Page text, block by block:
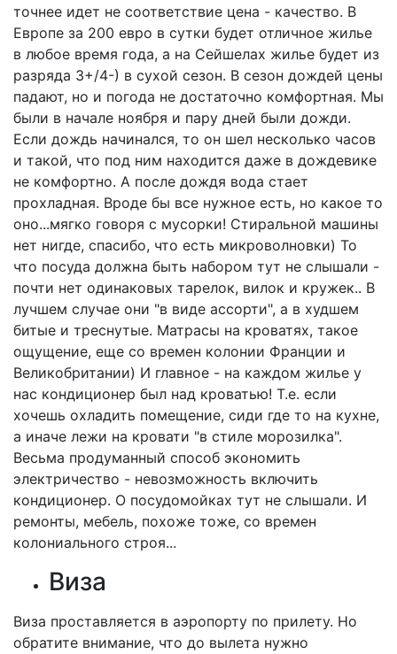
точнее идет не соответствие цена - качество. В
Европе за 200 евро в сутки будет отличное жилье
в любое время года, а на Сейшелах жилье будет из
разряда 3+/4-) в сухой сезон. В сезон дождей цены
падают, но и погода не достаточно комфортная. Мы
были в начале ноября и пару дней были дожди.
Если дождь начинался, то он шел несколько часов
и такой, что под ним находится даже в дождевике
не комфортно. А после дождя вода стает
прохладная. Вроде бы все нужное есть, но какое то
оно...мягко говоря с мусорки! Стиральной машины
нет нигде, спасибо, что есть микроволновки) То
что посуда должна быть набором тут не слышали -
почти нет одинаковых тарелок, вилок и кружек.. В
лучшем случае они "в виде ассорти", а в худшем
битые и треснутые. Матрасы на кроватях, такое
ощущение, еще со времен колонии Франции и
Великобритании) И главное - на каждом жилье у
нас кондиционер был над кроватью! Т.е. если
хочешь охладить помещение, сиди где то на кухне,
а иначе лежи на кровати "в стиле морозилка".
Весьма продуманный способ экономить
электричество - невозможность включить
кондиционер. О посудомойках тут не слышали. И
ремонты, мебель, похоже тоже, со времен
колониального строя...
Виза
Виза проставляется в аэропорту по прилету. Но
обратите внимание, что до вылета нужно